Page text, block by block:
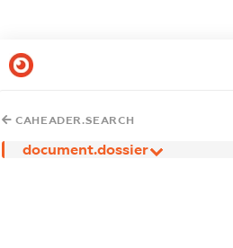
CAHEADER.SEARCH
document.dossier